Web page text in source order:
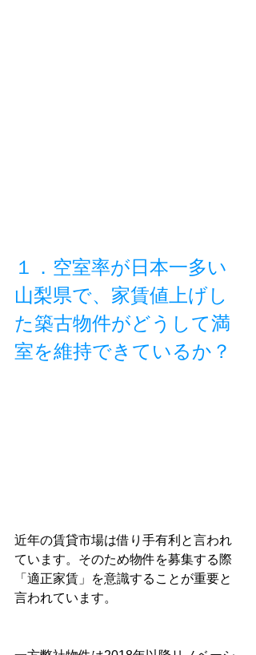
１．空室率が日本一多い
山梨県で、家賃値上げし
た築古物件がどうして満
室を維持できているか？
近年の賃貸市場は借り手有利と言われ
ています。そのため物件を募集する際
「適正家賃」を意識することが重要と
言われています。